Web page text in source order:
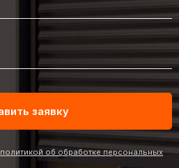
политикой об обработке персональных